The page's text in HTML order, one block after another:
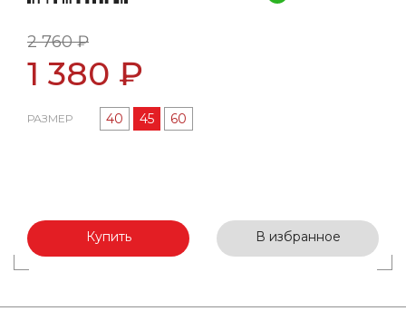
2 760 ₽
1 380 ₽
РАЗМЕР 40 45 60
Купить В избранное